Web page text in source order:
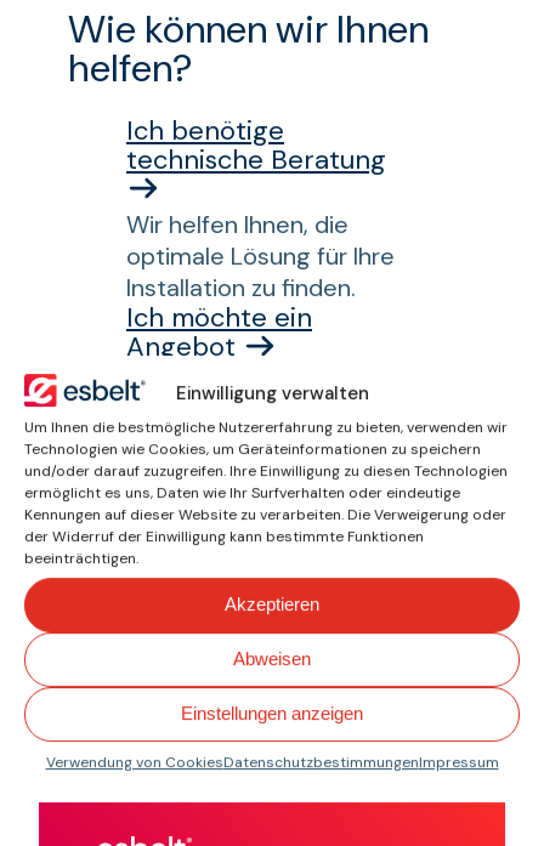
Einwilligung verwalten
Um Ihnen die bestmögliche Nutzererfahrung zu bieten, verwenden wir
Technologien wie Cookies, um Geräteinformationen zu speichern
und/oder darauf zuzugreifen. Ihre Einwilligung zu diesen Technologien
ermöglicht es uns, Daten wie Ihr Surfverhalten oder eindeutige
Kennungen auf dieser Website zu verarbeiten. Die Verweigerung oder
der Widerruf der Einwilligung kann bestimmte Funktionen
beeinträchtigen.
Akzeptieren
Abweisen
Einstellungen anzeigen
Verwendung von CookiesDatenschutzbestimmungenImpressum
Wie können wir Ihnen
helfen?
Ich benötige
technische Beratung
Wir helfen Ihnen, die
optimale Lösung für Ihre
Installation zu finden.
Ich möchte ein
Angebot
Fordern Sie jetzt ein
unverbindliches Angebot
an.
Ich suche nach Norm
oder Spezifikation
Finden Sie das passende
Band für Ihren
spezifischen Bedarf.
Qualität mit Fokus
auf Leistung.